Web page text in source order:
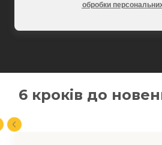
обробки
6 кроків до